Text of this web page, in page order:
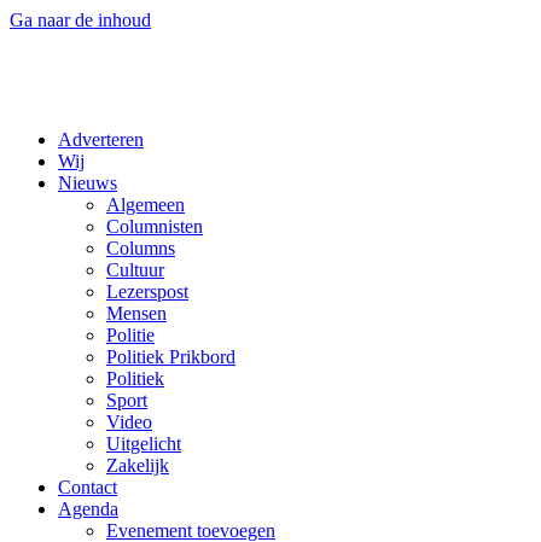
Ga naar de inhoud
Adverteren
Wij
Nieuws
Algemeen
Columnisten
Columns
Cultuur
Lezerspost
Mensen
Politie
Politiek Prikbord
Politiek
Sport
Video
Uitgelicht
Zakelijk
Contact
Agenda
Evenement toevoegen